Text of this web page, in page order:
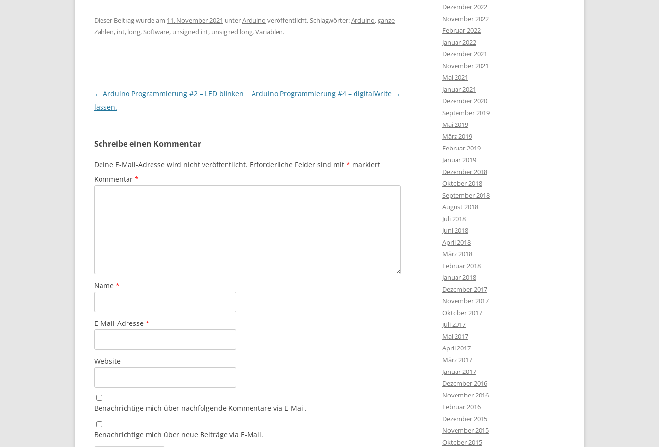
Dieser Beitrag wurde am 11. November 2021 unterArduino veröffentlicht. Schlagwörter:Arduino,ganze
Zahlen, int, long,Software, unsigned int, unsigned long,Variablen.
Beitragsnavigation
← Arduino Programmierung #2 – LED blinken
lassen.
Arduino Programmierung #4 – digitalWrite →
Schreibe einen Kommentar
Deine E-Mail-Adresse wird nicht veröffentlicht. Erforderliche Felder sind mit * markiert
Kommentar *
Name *
E-Mail-Adresse *
Website
Benachrichtige mich über nachfolgende Kommentare via E-Mail.
Benachrichtige mich über neue Beiträge via E-Mail.
Dezember 2022
November 2022
Februar 2022
Januar 2022
Dezember 2021
November 2021
Mai 2021
Januar 2021
Dezember 2020
September 2019
Mai 2019
März 2019
Februar 2019
Januar 2019
Dezember 2018
Oktober 2018
September 2018
August 2018
Juli 2018
Juni 2018
April 2018
März 2018
Februar 2018
Januar 2018
Dezember 2017
November 2017
Oktober 2017
Juli 2017
Mai 2017
April 2017
März 2017
Januar 2017
Dezember 2016
November 2016
Februar 2016
Dezember 2015
November 2015
Oktober 2015